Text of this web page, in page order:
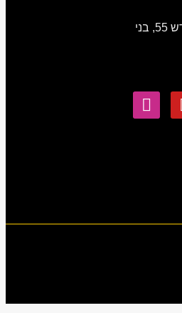
כתובת: רחוב מבצע קדש 55, בני